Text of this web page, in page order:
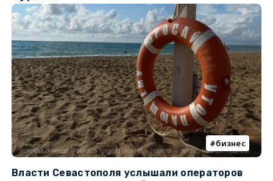
бизнес
Власти Севастополя услышали операторов